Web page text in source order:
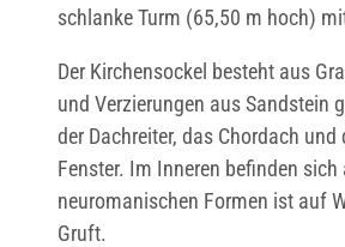
schlanke Turm (65,50 m hoch)
Der Kirchensockel besteht aus
und Verzierungen aus Sandstein
der Dachreiter, das Chordach
Fenster. Im Inneren befinden
neuromanischen Formen ist auf
Gruft.